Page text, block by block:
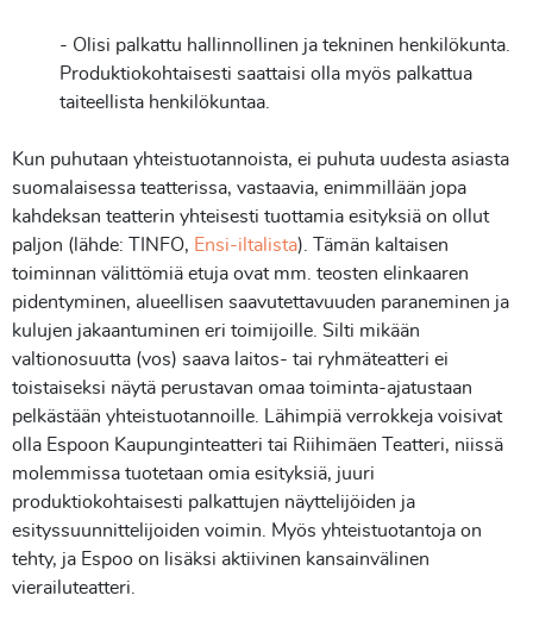
- Olisi palkattu hallinnollinen ja tekninen henkilökunta.
Produktiokohtaisesti saattaisi olla myös palkattua
taiteellista henkilökuntaa.
Kun puhutaan yhteistuotannoista, ei puhuta uudesta asiasta
suomalaisessa teatterissa, vastaavia, enimmillään jopa
kahdeksan teatterin yhteisesti tuottamia esityksiä on ollut
paljon (lähde: TINFO, Ensi-iltalista). Tämän kaltaisen
toiminnan välittömiä etuja ovat mm. teosten elinkaaren
pidentyminen, alueellisen saavutettavuuden paraneminen ja
kulujen jakaantuminen eri toimijoille. Silti mikään
valtionosuutta (vos) saava laitos- tai ryhmäteatteri ei
toistaiseksi näytä perustavan omaa toiminta-ajatustaan
pelkästään yhteistuotannoille. Lähimpiä verrokkeja voisivat
olla Espoon Kaupunginteatteri tai Riihimäen Teatteri, niissä
molemmissa tuotetaan omia esityksiä, juuri
produktiokohtaisesti palkattujen näyttelijöiden ja
esityssuunnittelijoiden voimin. Myös yhteistuotantoja on
tehty, ja Espoo on lisäksi aktiivinen kansainvälinen
vierailuteatteri.